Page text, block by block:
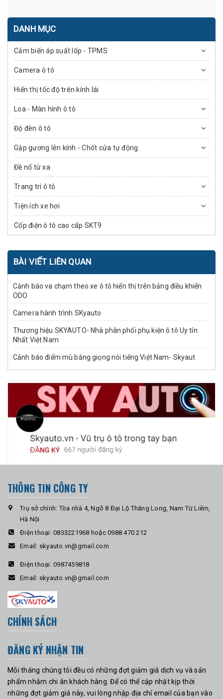
DANH MỤC
Cảm biến áp suất lốp - TPMS
Camera ô tô
Hiển thị tốc độ trên kính lái
Loa - Màn hình ô tô
Độ đèn ô tô
Gập gương lên kính - Chốt cửa tự động
Đề nổ từ xa
Trang trí ô tô
Tiện ích xe hơi
Cốp điện ô tô cao cấp SKT9
BÀI VIẾT LIÊN QUAN
Cảnh báo va chạm theo xe ô tô hiển thị trên bảng điều khiển
ODO
Camera hành trình SKyauto
Thương hiệu SKYAUTO- Nhà phân phối phụ kiện ô tô Uy tín
Nhất Việt Nam
Cảnh báo điểm mù bằng giọng nói tiếng Việt Nam- Skyaut
THÔNG TIN CÔNG TY
Trụ sở chính: Tòa nhà 4, Ngõ 8 Đại Lộ Thăng Long, Nam Từ Liêm,
Hà Nội
Điện thoại: 0833221968 hoặc 0988 470 212
Email: skyauto.vn@gmail.com
Điện thoại: 0987459818
Email: skyauto.vn@gmail.com
CHÍNH SÁCH
ĐĂNG KÝ NHẬN TIN
Mỗi tháng chúng tôi đều có những đợt giảm giá dịch vụ và sản
phẩm nhằm chi ân khách hàng. Để có thể cập nhật kịp thời
những đợt giảm giá này, vui lòng nhập địa chỉ email của bạn vào